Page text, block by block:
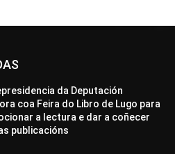
da Deputación
coa Feira do Libro de Lugo para
a lectura e dar a coñecer
publicacións